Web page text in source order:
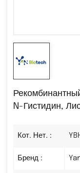
N-Гистидин,
Кот. Нет. :
Бренд :